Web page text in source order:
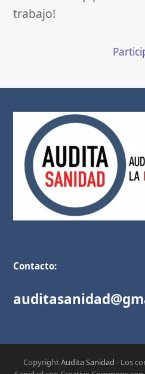
trabajo!
Contacto:
CopyrightAudita Sanidad - Los